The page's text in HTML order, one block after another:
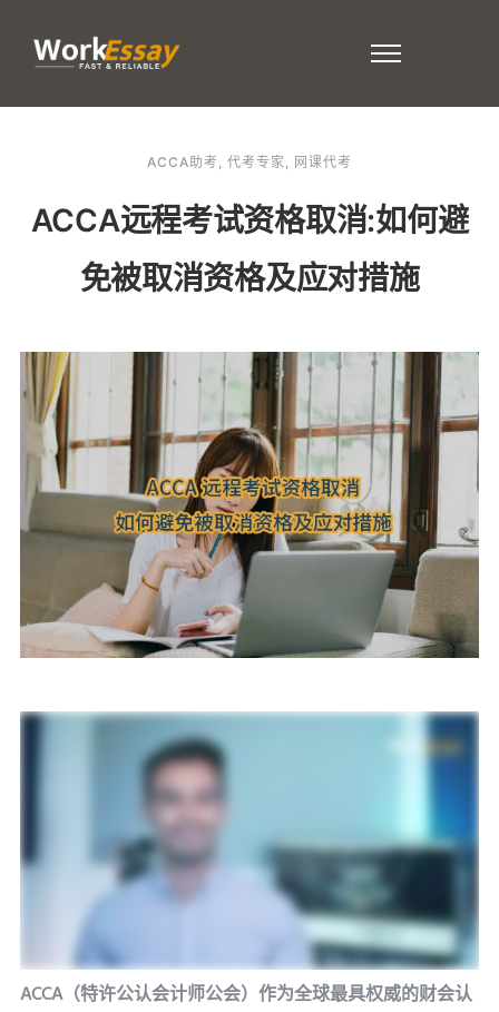
ACCA助考 , 代考专家, 网课代考
ACCA远程考试资格取消:如何避
免被取消资格及应对措施
ACCA（特许公认会计师公会） 作为全球最具权威的财会认